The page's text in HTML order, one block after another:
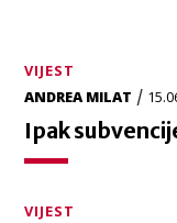
VIJEST
ANDREA MILAT /
Ipak
VIJEST